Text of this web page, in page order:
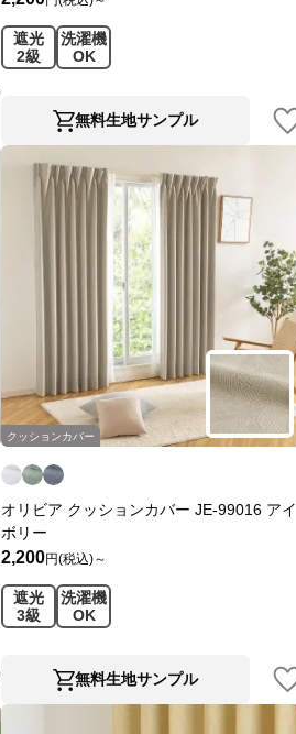
遮光
2級
洗濯機
OK
無料生地サンプル
クッションカバー
オリビア クッションカバー JE-99016 アイ
ボリー
2,200円(税込)～
遮光
3級
洗濯機
OK
無料生地サンプル